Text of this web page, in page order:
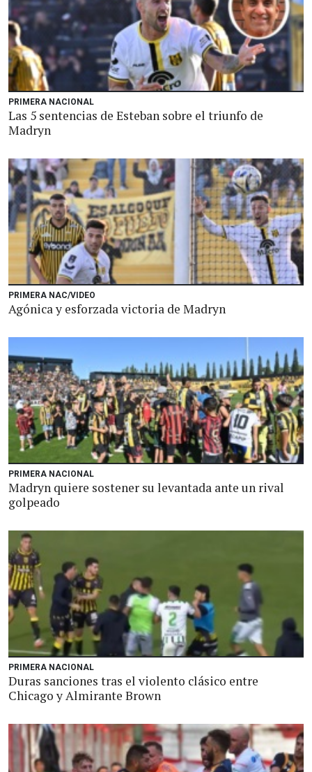
PRIMERA NACIONAL
Las 5 sentencias de Esteban sobre el triunfo de
Madryn
PRIMERA NAC/VIDEO
Agónica y esforzada victoria de Madryn
PRIMERA NACIONAL
Madryn quiere sostener su levantada ante un rival
golpeado
PRIMERA NACIONAL
Duras sanciones tras el violento clásico entre
Chicago y Almirante Brown